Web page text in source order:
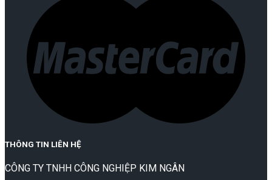
THÔNG TIN LIÊN HỆ
CÔNG TY TNHH CÔNG NGHIỆP KIM NGÂN